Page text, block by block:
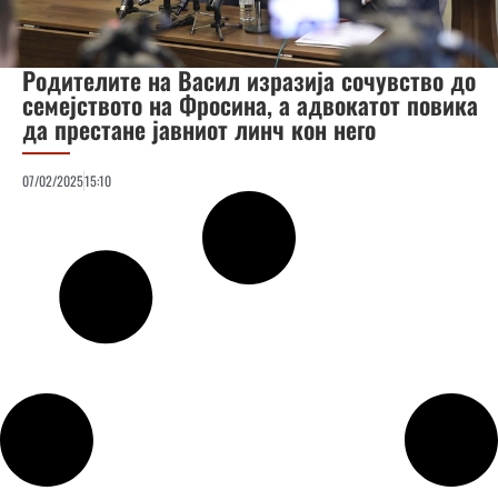
Родителите на Васил изразија сочувство до
семејството на Фросина, а адвокатот повика
да престане јавниот линч кон него
07/02/202515:10